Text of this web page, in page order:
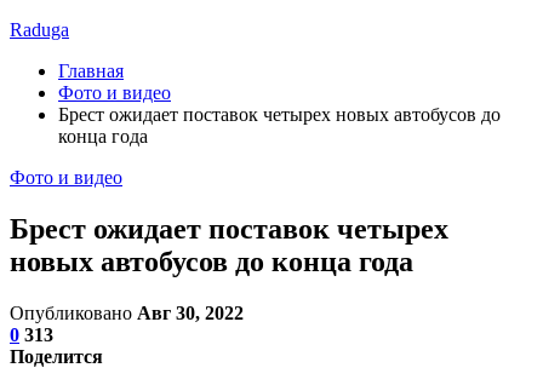
Raduga
Главная
Фото и видео
Брест ожидает поставок четырех новых автобусов до
конца года
Фото и видео
Брест ожидает поставок четырех
новых автобусов до конца года
Опубликовано Авг 30, 2022
0 313
Поделится